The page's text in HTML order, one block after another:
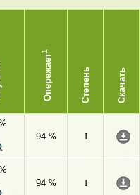
Опережает
1
Степень Скачать
94 %
I
94 %
I